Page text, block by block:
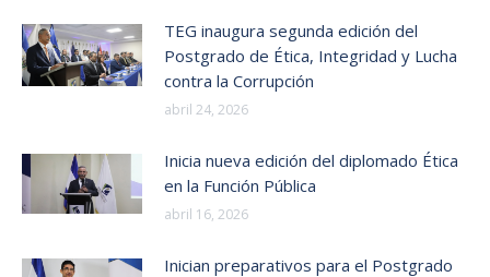
TEG inaugura segunda edición del
Postgrado de Ética, Integridad y Lucha
contra la Corrupción
abril 24, 2026
Inicia nueva edición del diplomado Ética
en la Función Pública
abril 16, 2026
Inician preparativos para el Postgrado